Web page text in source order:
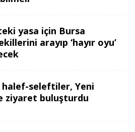
yasa için Bursa
arayıp ‘hayır oyu’
halef-seleftiler, Yeni
ziyaret buluşturdu